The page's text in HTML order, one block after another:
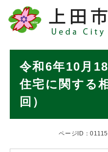
メニューを
令和6年10月
住宅に関する
回）
ページID：